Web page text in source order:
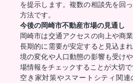
を提示します。複数の相談先を回
方法です。
今後の岡崎市不動産市場の見通し
岡崎市は交通アクセスの向上や商
長期的に需要が安定すると見込ま
境の変化や人口動態の影響も受け
場情報をチェックすることが大切で
空き家対策やスマートシティ関